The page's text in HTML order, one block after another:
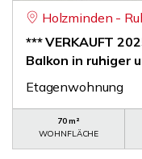
Holzminden -
*** VERKAUFT
Balkon in ruhiger
Etagenwohnung
70 m²
WOHNFLÄCHE